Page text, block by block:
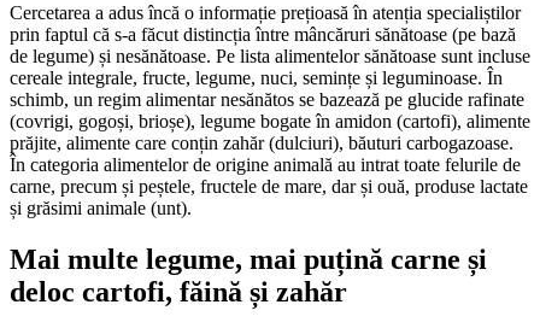
Cercetarea a adus încă o informație prețioasă în atenția specialiștilor
prin faptul că s-a făcut distincția între mâncăruri sănătoase (pe bază
de legume) și nesănătoase. Pe lista alimentelor sănătoase sunt incluse
cereale integrale, fructe, legume, nuci, semințe și leguminoase. În
schimb, un regim alimentar nesănătos se bazează pe glucide rafinate
(covrigi, gogoși, brioșe), legume bogate în amidon (cartofi), alimente
prăjite, alimente care conțin zahăr (dulciuri), băuturi carbogazoase.
În categoria alimentelor de origine animală au intrat toate felurile de
carne, precum și peștele, fructele de mare, dar și ouă, produse lactate
și grăsimi animale (unt).
Mai multe legume, mai puțină carne și
deloc cartofi, făină și zahăr